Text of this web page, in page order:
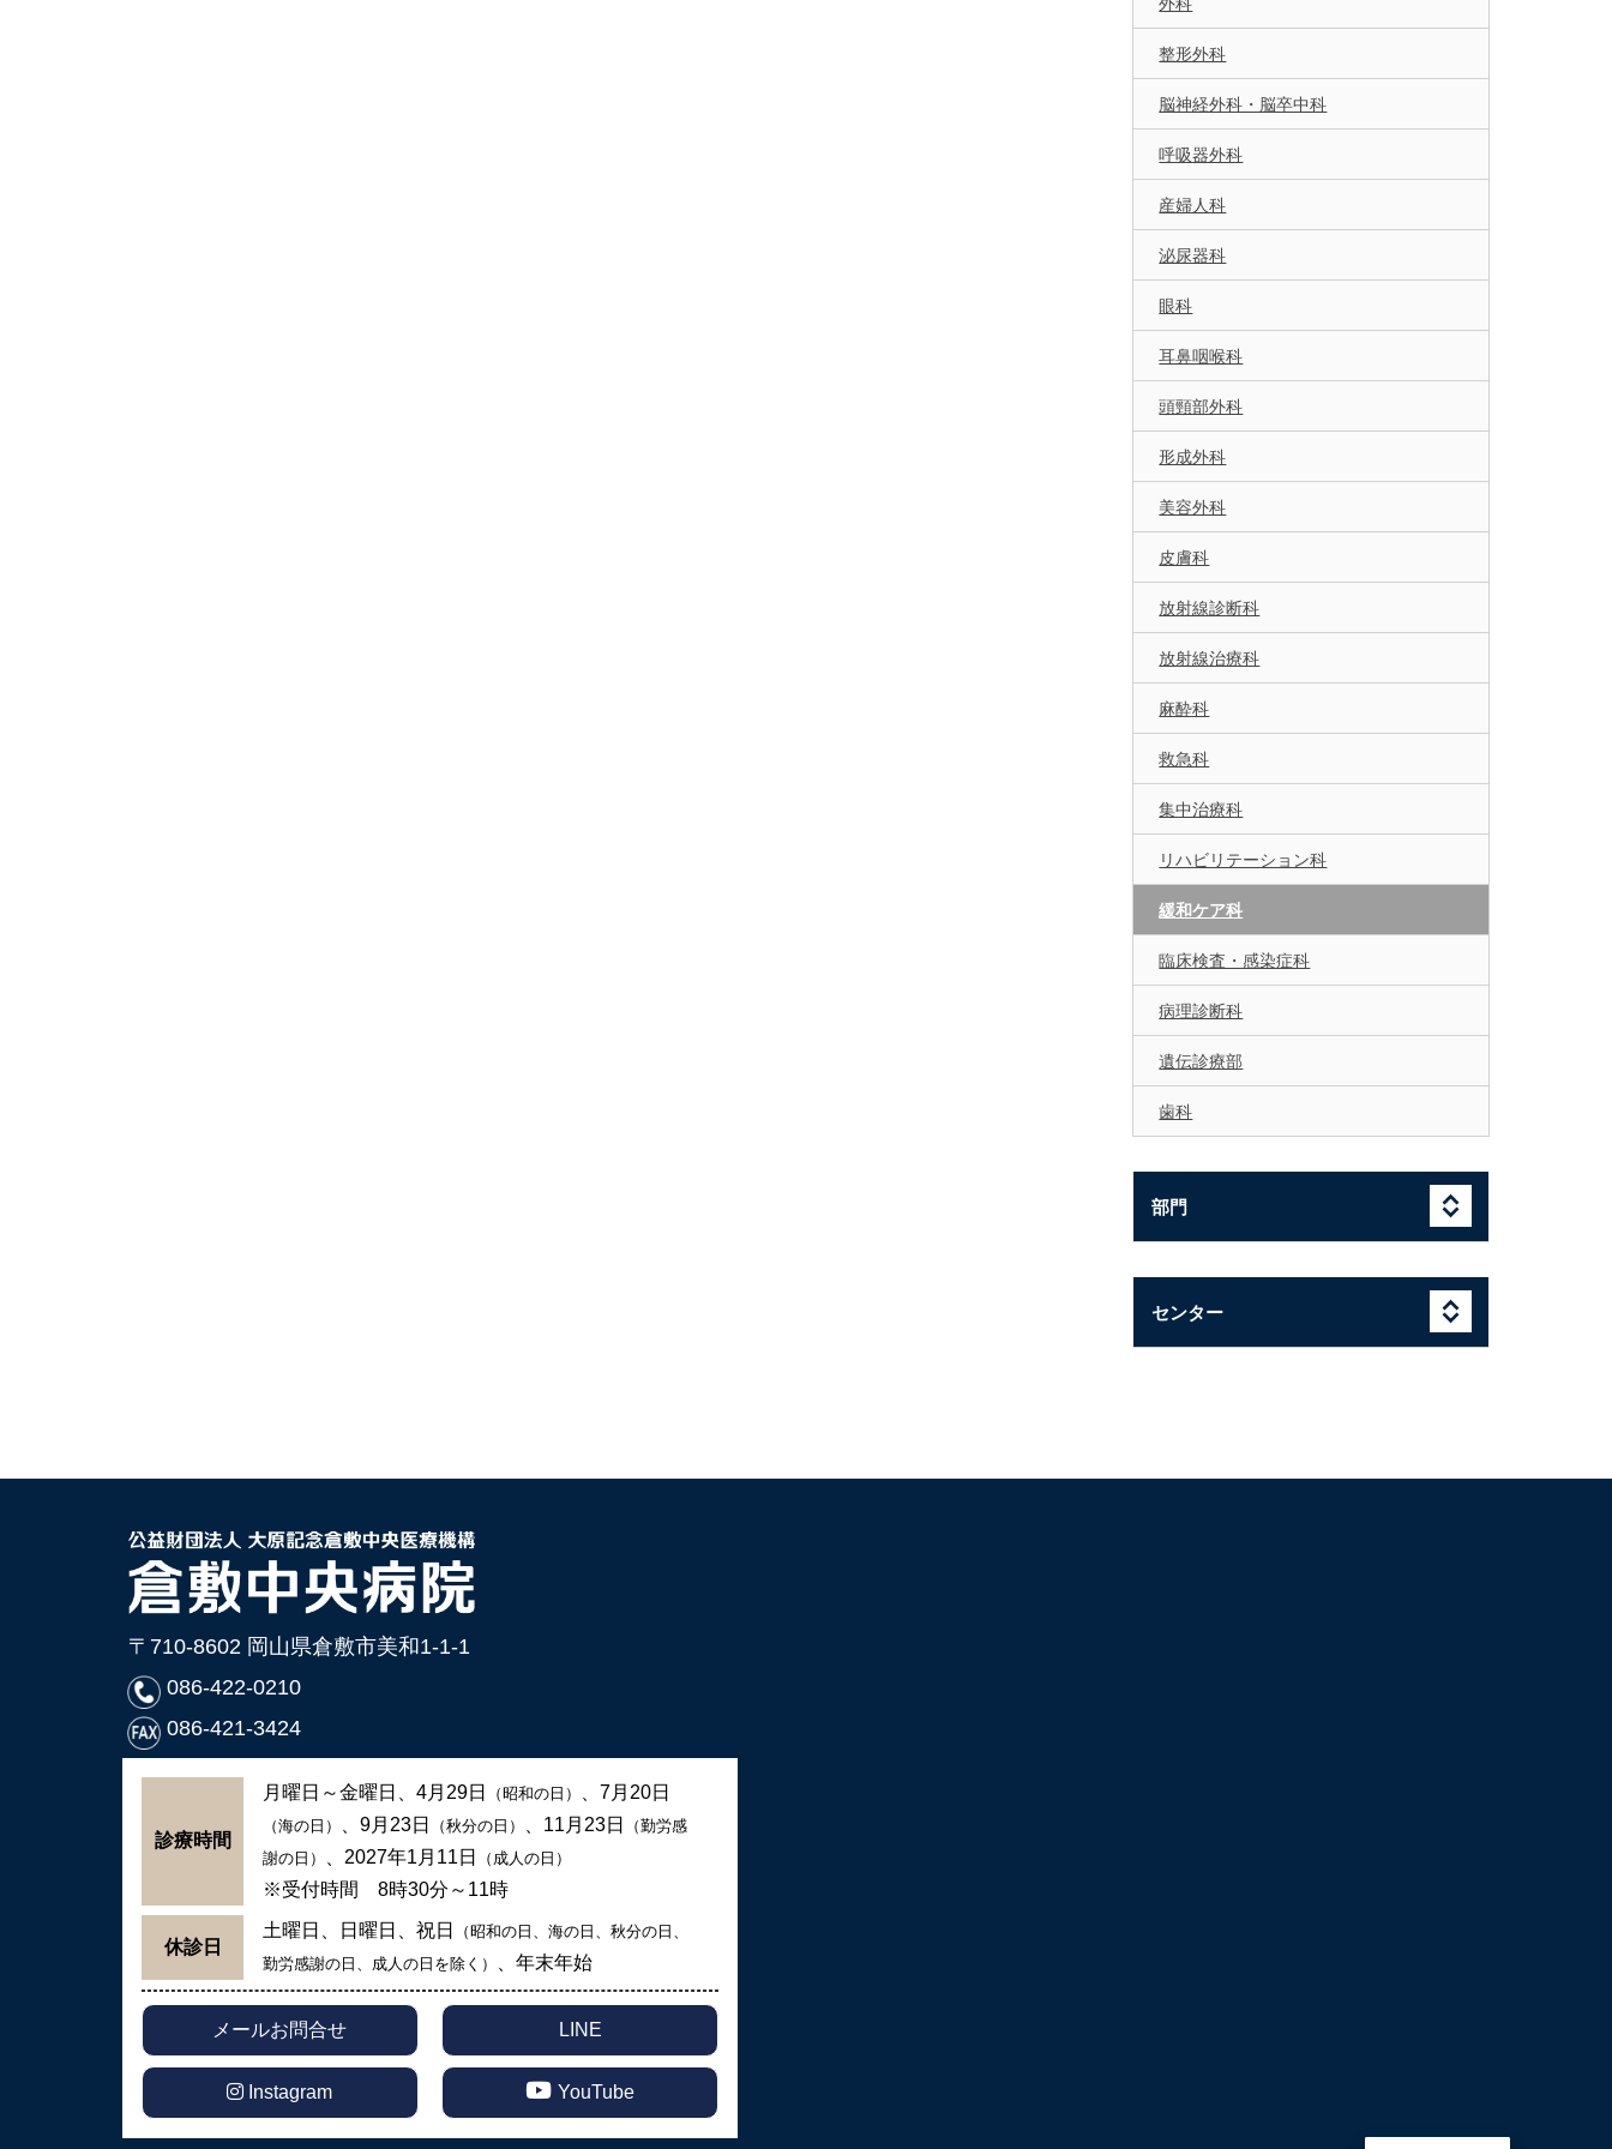
整形外科
脳神経外科・脳卒中科
呼吸器外科
産婦人科
泌尿器科
眼科
耳鼻咽喉科
頭頸部外科
形成外科
美容外科
皮膚科
放射線診断科
放射線治療科
麻酔科
救急科
集中治療科
リハビリテーション科
緩和ケア科
臨床検査・感染症科
病理診断科
遺伝診療部
歯科
部門
センター
〒710-8602 岡山県倉敷市美和1-1-1
086-422-0210
086-421-3424
診療時間
月曜日～金曜日、4月29日 （昭和の日） 、7月20日
（海の日） 、9月23日 （秋分の日） 、11月23日
（勤労感
謝の日）
、2027年1月11日 （成人の日）
※受付時間 8時30分～11時
休診日
土曜日、日曜日、祝日
（昭和の日、海の日、秋分の日、
勤労感謝の日、成人の日を除く）
、年末年始
メールお問合せ LINE
Instagram YouTube